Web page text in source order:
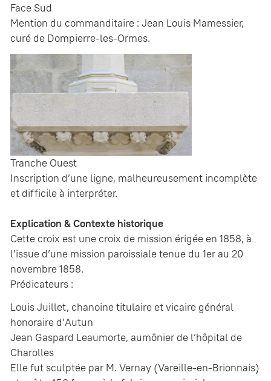
Face Sud
Mention du commanditaire : Jean Louis Mamessier,
curé de Dompierre-les-Ormes.
Tranche Ouest
Inscription d’une ligne, malheureusement incomplète
et difficile à interpréter.
Explication & Contexte historique
Cette croix est une croix de mission érigée en 1858, à
l’issue d’une mission paroissiale tenue du 1er au 20
novembre 1858.
Prédicateurs :
Louis Juillet, chanoine titulaire et vicaire général
honoraire d’Autun
Jean Gaspard Leaumorte, aumônier de l’hôpital de
Charolles
Elle fut sculptée par M. Vernay (Vareille-en-Brionnais)